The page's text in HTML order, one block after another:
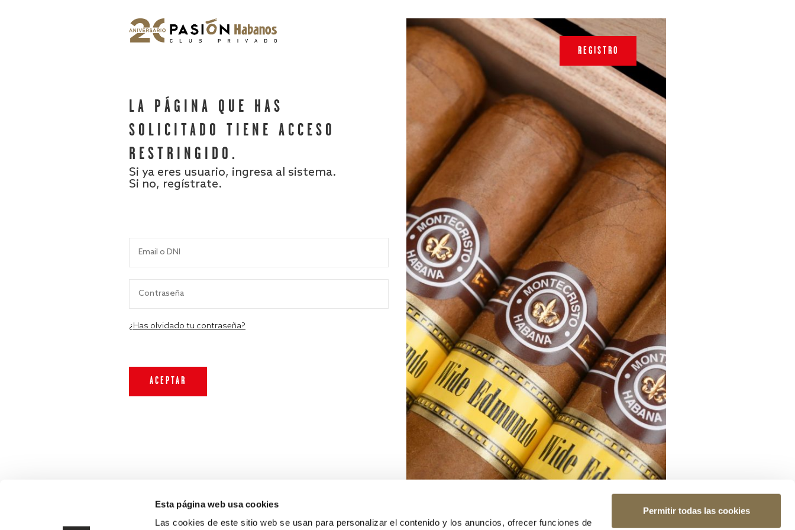
Esta página web usa cookies
Las cookies de este sitio web se usan para personalizar el contenido y los anuncios, ofrecer funciones de
Permitir todas las cookies
LA PÁGINA QUE HAS
SOLICITADO TIENE ACCESO
RESTRINGIDO.
Si ya eres usuario, ingresa al sistema.
Si no, regístrate.
¿Has olvidado tu contraseña?
REGISTRO